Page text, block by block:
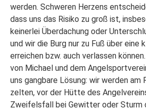
werden. Schweren Herzens
dass uns das Risiko zu groß ist,
keinerlei Überdachung oder
und wir die Burg nur zu Fuß über eine
erreichen bzw. auch verlassen
von Michael und dem
uns gangbare Lösung: wir werden am
zelten, vor der Hütte des
Zweifelsfall bei Gewitter oder Sturm